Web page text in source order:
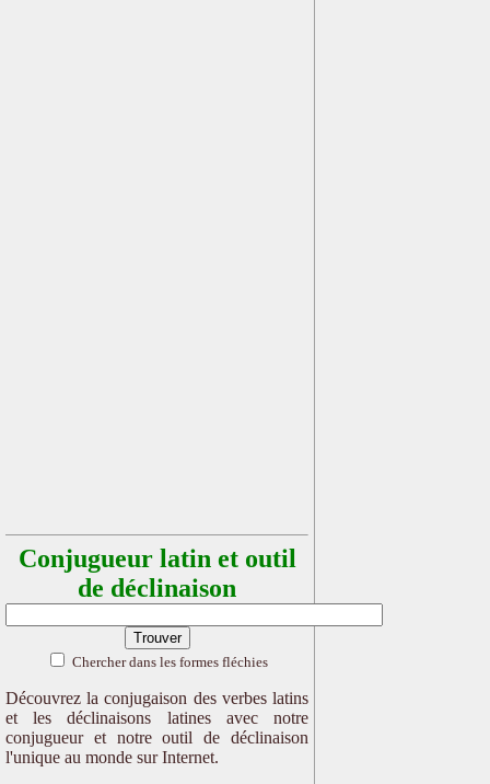
Conjugueur latin et outil
de déclinaison
Chercher dans les formes fléchies
Découvrez la conjugaison des verbes latins
et les déclinaisons latines avec notre
conjugueur et notre outil de déclinaison
l'unique au monde sur Internet.